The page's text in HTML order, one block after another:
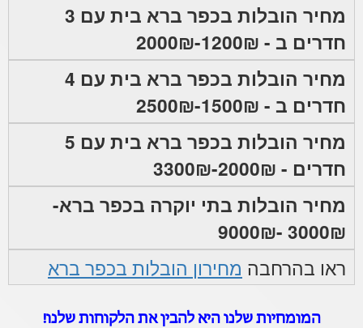
מחיר הובלות בכפר ברא בית עם 3
חדרים ב - 1200₪-2000₪
מחיר הובלות בכפר ברא בית עם 4
חדרים ב - 1500₪-2500₪
מחיר הובלות בכפר ברא בית עם 5
חדרים - 2000₪-3300₪
מחיר הובלות בתי יוקרה בכפר ברא-
3000₪ -9000₪
ראו בהרחבה מחירון הובלות בכפר ברא
המומחיות שלנו היא להבין את הלקוחות שלנו!